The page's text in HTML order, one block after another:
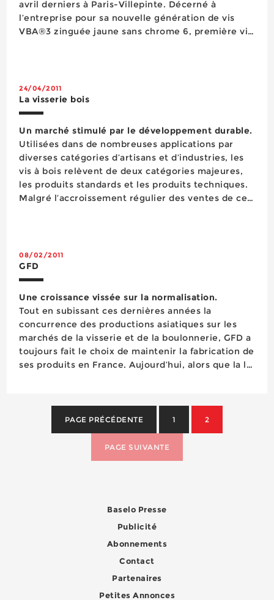
avril derniers à Paris-Villepinte. Décerné à
l’entreprise pour sa nouvelle génération de vis
VBA®3 zinguée jaune sans chrome 6, première vis
24/04/2011
La visserie bois
Un marché stimulé par le développement durable.
Utilisées dans de nombreuses applications par
diverses catégories d’artisans et d’industries, les
vis à bois relèvent de deux catégories majeures,
les produits standards et les produits techniques.
Malgré l’accroissement régulier des ventes de ces
08/02/2011
GFD
Une croissance vissée sur la normalisation.
Tout en subissant ces dernières années la
concurrence des productions asiatiques sur les
marchés de la visserie et de la boulonnerie, GFD a
toujours fait le choix de maintenir la fabrication de
ses produits en France. Aujourd’hui, alors que la loi
européen de la construction imp...
PAGE PRÉCÉDENTE 1 2
PAGE SUIVANTE
Baselo Presse
Publicité
Abonnements
Contact
Partenaires
Petites Annonces